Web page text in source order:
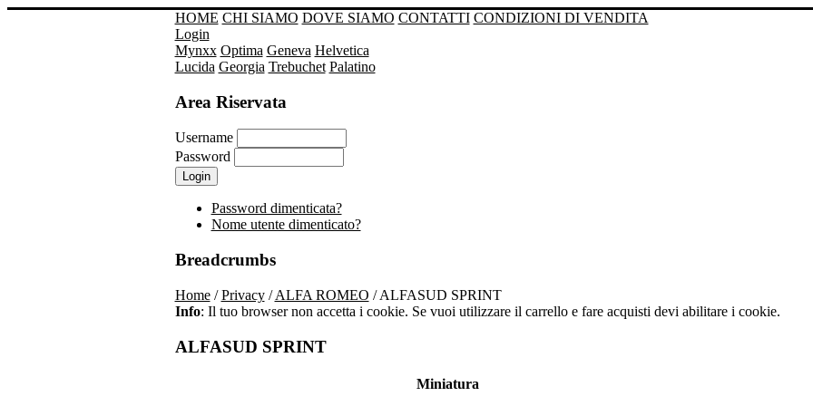
HOME CHI SIAMO DOVE SIAMO CONTATTI CONDIZIONI DI VENDITA
Login
Mynxx Optima Geneva Helvetica
Lucida Georgia Trebuchet Palatino
Area Riservata
Username
Password
Password dimenticata?
Nome utente dimenticato?
Breadcrumbs
Home/Privacy/ALFA ROMEO / ALFASUD SPRINT
Info: Il tuo browser non accetta i cookie. Se vuoi utilizzare il carrello e fare acquisti devi abilitare i cookie.
ALFASUD SPRINT
Miniatura